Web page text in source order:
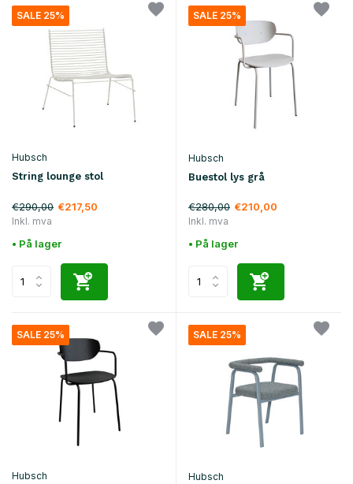
SALE 25%
Hubsch
String lounge stol
€290,00 €217,50
Inkl. mva
• På lager
SALE 25%
Hubsch
Buestol lys grå
€280,00 €210,00
Inkl. mva
• På lager
SALE 25%
Hubsch
SALE 25%
Hubsch